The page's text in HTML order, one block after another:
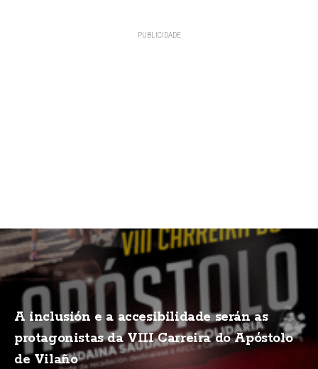
A inclusión e a accesibilidade serán as
protagonistas da VIII Carreira do Apóstolo
de Vilaño